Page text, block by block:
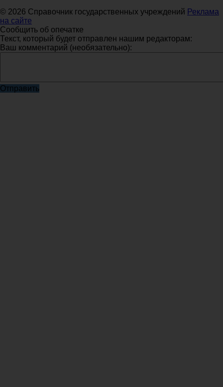
© 2026 Справочник государственных учреждений Реклама
на сайте
Сообщить об опечатке
Текст, который будет отправлен нашим редакторам:
Ваш комментарий (необязательно):
Отправить